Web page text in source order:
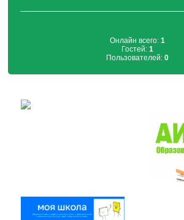
Онлайн всего: 1
Гостей: 1
Пользователей: 0